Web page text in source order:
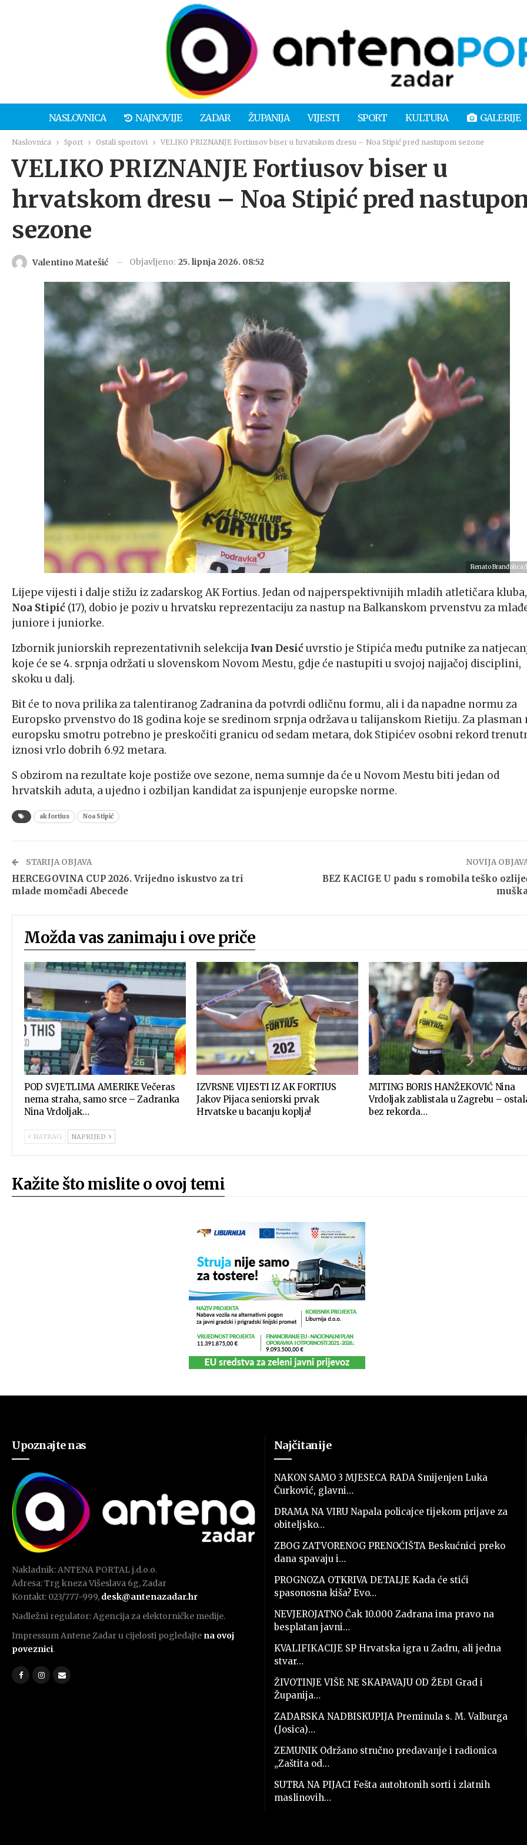
NASLOVNICA NAJNOVIJE ZADAR ŽUPANIJA VIJESTI SPORT KULTURA GALERIJE
Naslovnica Sport Ostali sportovi VELIKO PRIZNANJE Fortiusov biser u hrvatskom dresu – Noa Stipić pred nastupom sezone
VELIKO PRIZNANJE Fortiusov biser u
hrvatskom dresu – Noa Stipić pred
sezone
Valentino Matešić Objavljeno: 25. lipnja 2026. 08:52
Renato Branđolica/
Lijepe vijesti i dalje stižu iz zadarskog AK Fortius. Jedan od najperspektivnijih mladih atletičara kluba,
Noa Stipić (17), dobio je poziv u hrvatsku reprezentaciju za nastup na Balkanskom prvenstvu za
juniore i juniorke.
Izbornik juniorskih reprezentativnih selekcija Ivan Desićuvrstio je Stipića među putnike za
koje će se 4. srpnja održati u slovenskom Novom Mestu, gdje će nastupiti u svojoj najjačoj disciplini,
skoku u dalj.
Bit će to nova prilika za talentiranog Zadranina da potvrdi odličnu formu, ali i da napadne normu za
Europsko prvenstvo do 18 godina koje se sredinom srpnja održava u talijanskom Rietiju. Za plasman
europsku smotru potrebno je preskočiti granicu od sedam metara, dok Stipićev osobni rekord
iznosi vrlo dobrih 6.92 metara.
S obzirom na rezultate koje postiže ove sezone, nema sumnje da će u Novom Mestu biti jedan od
hrvatskih aduta, a ujedno i ozbiljan kandidat za ispunjenje europske norme.
ak fortius Noa Stipić
STARIJA OBJAVA
HERCEGOVINA CUP 2026. Vrijedno iskustvo za tri
mlade momčadi Abecede
NOVIJA
BEZ KACIGE U padu s romobila teško
Možda vas zanimaju i ove priče
POD SVJETLIMA AMERIKE Večeras
nema straha, samo srce – Zadranka
Nina Vrdoljak…
IZVRSNE VIJESTI IZ AK FORTIUS
Jakov Pijaca seniorski prvak
Hrvatske u bacanju koplja!
MITING BORIS HANŽEKOVIĆ Nina
Vrdoljak zablistala u Zagrebu –
bez rekorda…
NATRAG NAPRIJED
Kažite što mislite o ovoj temi
Upoznajte nas
Nakladnik: ANTENA PORTAL j.d.o.o.
Adresa: Trg kneza Višeslava 6g, Zadar
Kontakt: 023/777-999, desk@antenazadar.hr
Nadležni regulator: Agencija za elektorničke medije.
Impressum Antene Zadar u cijelosti pogledajte na ovoj
poveznici.
Najčitanije
NAKON SAMO 3 MJESECA RADA Smijenjen Luka
Čurković, glavni…
DRAMA NA VIRU Napala policajce tijekom prijave za
obiteljsko…
ZBOG ZATVORENOG PRENOĆIŠTA Beskućnici preko
dana spavaju i…
PROGNOZA OTKRIVA DETALJE Kada će stići
spasonosna kiša? Evo…
NEVJEROJATNO Čak 10.000 Zadrana ima pravo na
besplatan javni…
KVALIFIKACIJE SP Hrvatska igra u Zadru, ali jedna
stvar…
ŽIVOTINJE VIŠE NE SKAPAVAJU OD ŽEĐI Grad i
Županija…
ZADARSKA NADBISKUPIJA Preminula s. M. Valburga
(Josica)…
ZEMUNIK Održano stručno predavanje i radionica
„Zaštita od…
SUTRA NA PIJACI Fešta autohtonih sorti i zlatnih
maslinovih…